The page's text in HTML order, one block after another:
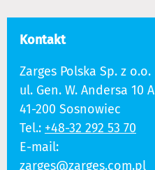
Kontakt
Zarges Polska Sp. z o.o.
ul. Gen. W. Andersa 10 A
41-200 Sosnowiec
Tel.: +48-32 292 53 70
E-mail:
zarges@zarges.com.pl